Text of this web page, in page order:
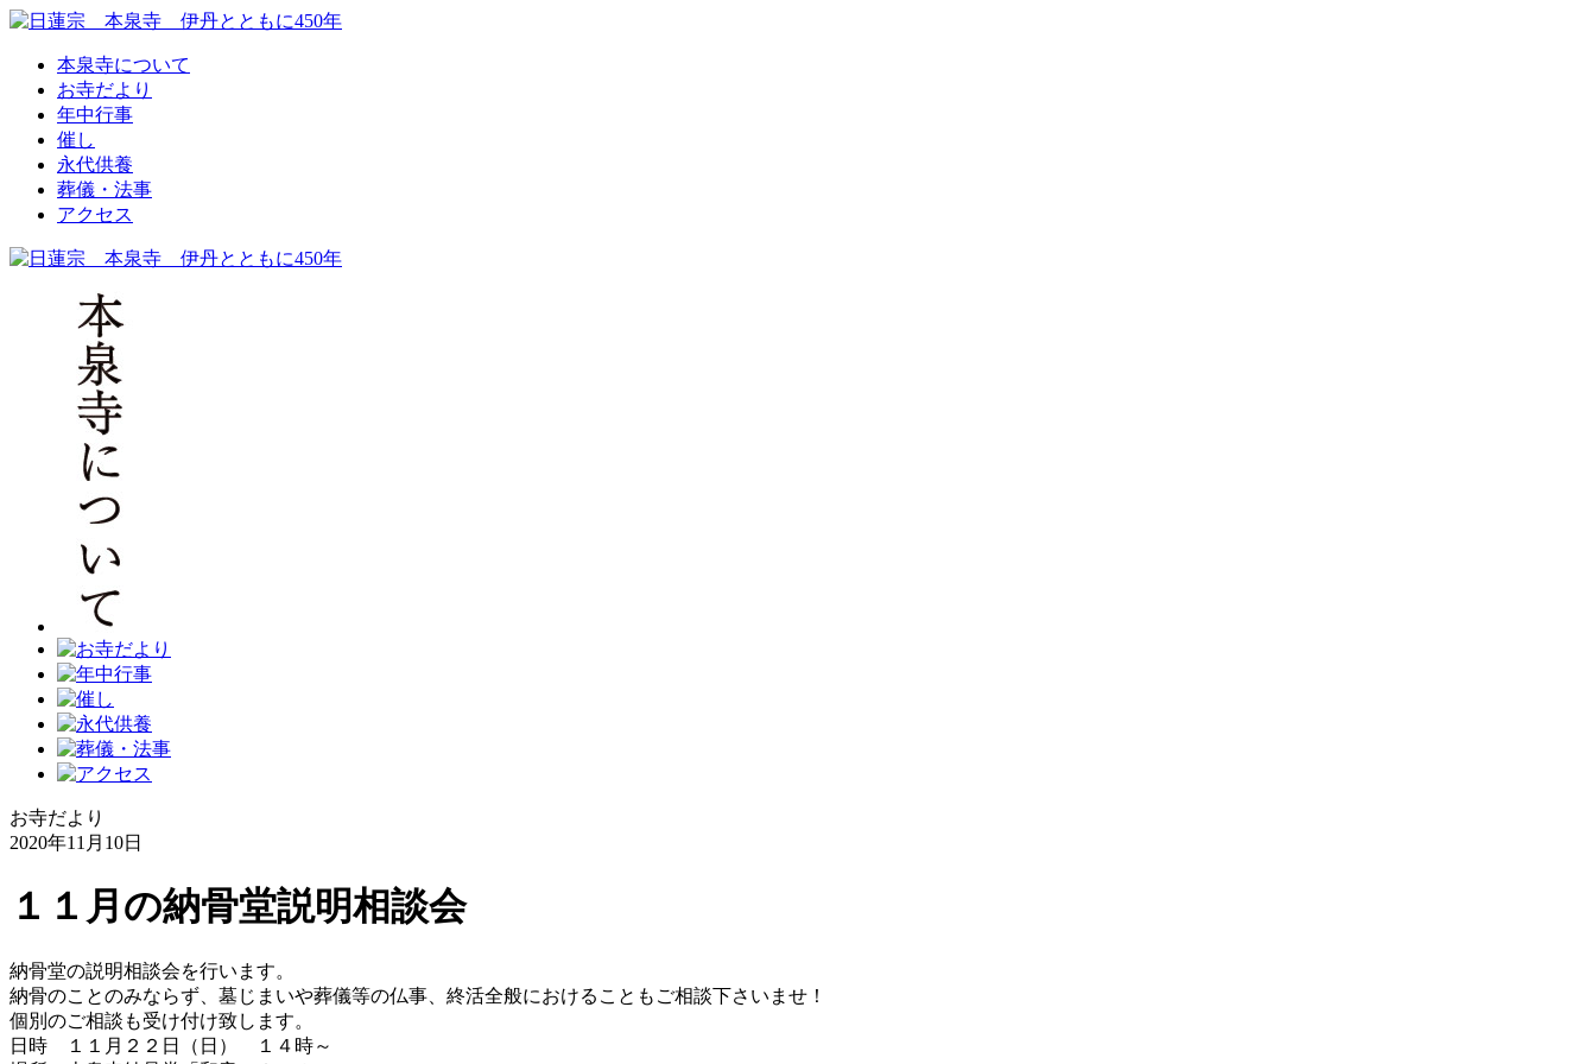
本泉寺について
お寺だより
年中行事
催し
永代供養
葬儀・法事
アクセス
お寺だより
2020年11月10日
１１月の納骨堂説明相談会
納骨堂の説明相談会を行います。
納骨のことのみならず、墓じまいや葬儀等の仏事、終活全般におけることもご相談下さいませ！
個別のご相談も受け付け致します。
日時 １１月２２日（日） １４時～